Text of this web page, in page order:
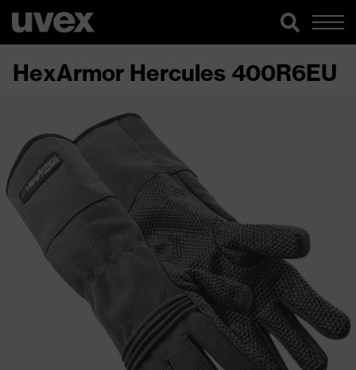
HexArmor Hercules 400R6EU